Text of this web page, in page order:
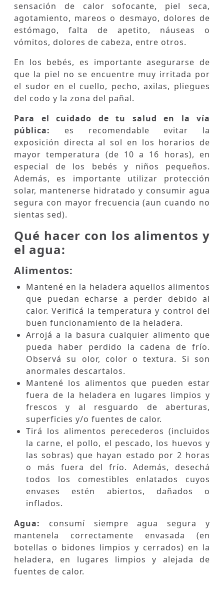
sensación de calor sofocante, piel seca,
agotamiento, mareos o desmayo, dolores de
estómago, falta de apetito, náuseas o
vómitos, dolores de cabeza, entre otros.
En los bebés, es importante asegurarse de
que la piel no se encuentre muy irritada por
el sudor en el cuello, pecho, axilas, pliegues
del codo y la zona del pañal.
Para el cuidado de tu salud en la vía
pública: es recomendable evitar la
exposición directa al sol en los horarios de
mayor temperatura (de 10 a 16 horas), en
especial de los bebés y niños pequeños.
Además, es importante utilizar protección
solar, mantenerse hidratado y consumir agua
segura con mayor frecuencia (aun cuando no
sientas sed).
Qué hacer con los alimentos y
el agua:
Alimentos:
Mantené en la heladera aquellos alimentos
que puedan echarse a perder debido al
calor. Verificá la temperatura y control del
buen funcionamiento de la heladera.
Arrojá a la basura cualquier alimento que
pueda haber perdido la cadena de frío.
Observá su olor, color o textura. Si son
anormales descartalos.
Mantené los alimentos que pueden estar
fuera de la heladera en lugares limpios y
frescos y al resguardo de aberturas,
superficies y/o fuentes de calor.
Tirá los alimentos perecederos (incluidos
la carne, el pollo, el pescado, los huevos y
las sobras) que hayan estado por 2 horas
o más fuera del frío. Además, desechá
todos los comestibles enlatados cuyos
envases estén abiertos, dañados o
inflados.
Agua: consumí siempre agua segura y
mantenela correctamente envasada (en
botellas o bidones limpios y cerrados) en la
heladera, en lugares limpios y alejada de
fuentes de calor.